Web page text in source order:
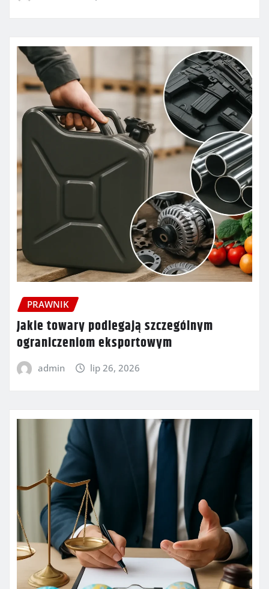
PRAWNIK
Jakie towary podlegają szczególnym
ograniczeniom eksportowym
admin lip 26, 2026